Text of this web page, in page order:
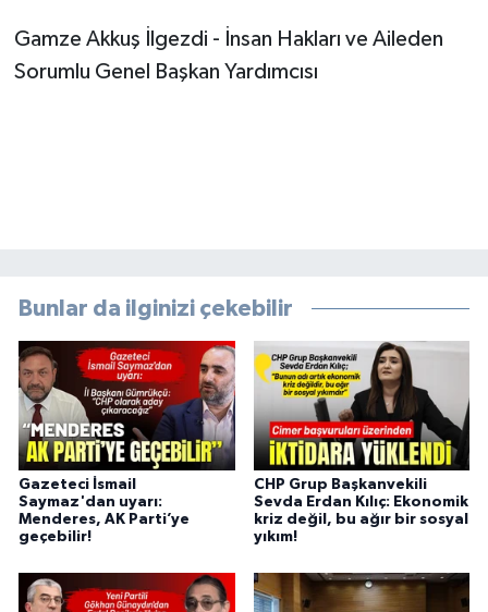
Gamze Akkuş İlgezdi - İnsan Hakları ve Aileden
Sorumlu Genel Başkan Yardımcısı
Bunlar da ilginizi çekebilir
Gazeteci İsmail
Saymaz'dan uyarı:
Menderes, AK Parti’ye
geçebilir!
CHP Grup Başkanvekili
Sevda Erdan Kılıç: Ekonomik
kriz değil, bu ağır bir sosyal
yıkım!